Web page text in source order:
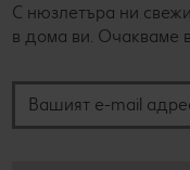
С нюзлетъра ни
в дома ви. Очакваме